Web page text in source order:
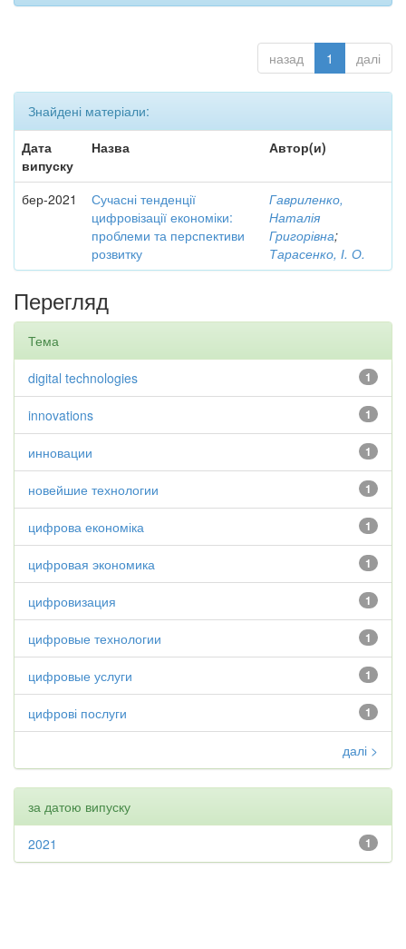
назад 1 далі
Знайдені матеріали:
Дата
випуску
Назва Автор(и)
бер-2021
Сучасні тенденції
цифровізації економіки:
проблеми та перспективи
розвитку
Гавриленко,
Наталія
Григорівна;
Тарасенко, І. О.
Перегляд
Тема
1
digital technologies
1
innovations
1
инновации
1
новейшие технологии
1
цифрова економіка
1
цифровая экономика
1
цифровизация
1
цифровые технологии
1
цифровые услуги
1
цифрові послуги
далі >
за датою випуску
1
2021